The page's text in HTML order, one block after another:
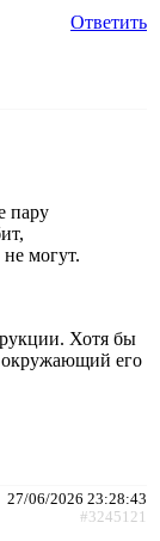
Ответить
пару
могут.
Хотя бы
окружающий его
27/06/2026 23:28:43
#3245121